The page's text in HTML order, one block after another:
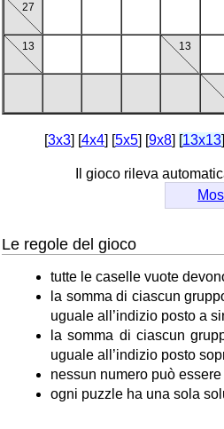
27
13
13
[3x3] [4x4] [5x5] [9x8] [13x13]
Il gioco rileva
Le regole del gioco
tutte le caselle vuote
la somma di ciascun
uguale all’indizio posto a
la somma di ciascun
uguale all’indizio posto
nessun numero può
ogni puzzle ha una sola